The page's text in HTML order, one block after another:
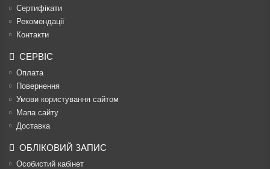
Сертифікати
Рекомендації
Контакти
СЕРВІС
Оплата
Повернення
Умови користування сайтом
Мапа сайту
Доставка
ОБЛІКОВИЙ ЗАПИС
Особистий кабінет